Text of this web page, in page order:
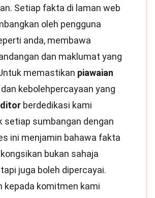
Setiap fakta di laman web
oleh pengguna
anda, membawa
dan maklumat yang
memastikan piawaian
kebolehpercayaan yang
berdedikasi kami
setiap sumbangan dengan
ini menjamin bahawa fakta
bukan sahaja
juga boleh dipercayai.
kepada komitmen kami